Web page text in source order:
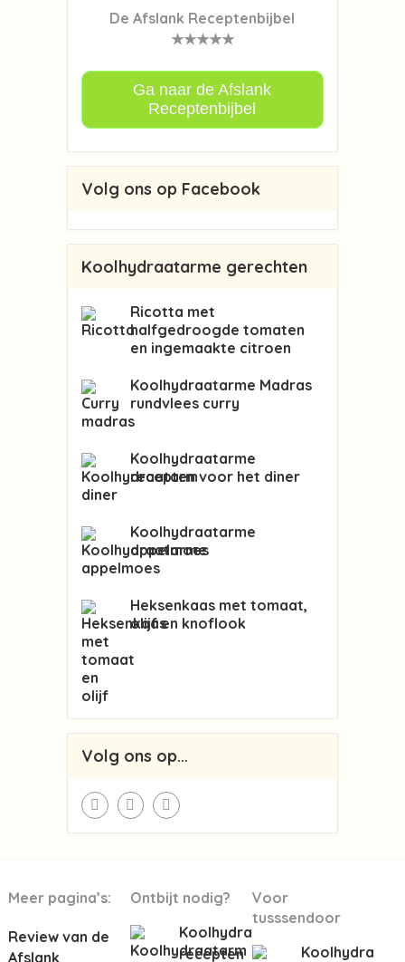
De Afslank Receptenbijbel
★★★★★
Ga naar de Afslank
Receptenbijbel
Volg ons op Facebook
Koolhydraatarme gerechten
Ricotta met
halfgedroogde tomaten
en ingemaakte citroen
Koolhydraatarme Madras
rundvlees curry
Koolhydraatarme
recepten voor het diner
Koolhydraatarme
appelmoes
Heksenkaas met tomaat,
olijf en knoflook
Volg ons op…
Meer pagina’s:
Review van de
Afslank
Ontbijt nodig?
Koolhydraatarme
recepten
Voor
tusssendoor